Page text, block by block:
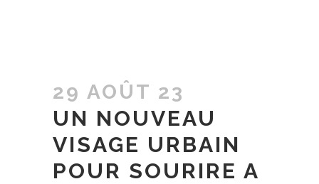
29 AOÛT 23
UN NOUVEAU
VISAGE URBAIN
POUR SOURIRE A